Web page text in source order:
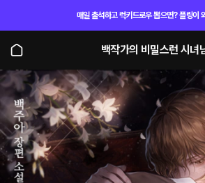
매일 출석하고 럭키드로우 뽑으면? 플링이
백작가의 비밀스런 시녀